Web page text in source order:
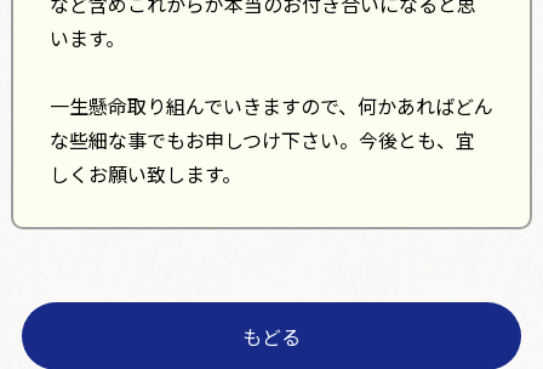
います。
一生懸命取り組んでいきますので、何かあればどん
な些細な事でもお申しつけ下さい。今後とも、宜
しくお願い致します。
もどる